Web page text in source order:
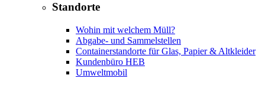
Standorte
Wohin mit welchem Müll?
Abgabe- und Sammelstellen
Containerstandorte für Glas, Papier & Altkleider
Kundenbüro HEB
Umweltmobil